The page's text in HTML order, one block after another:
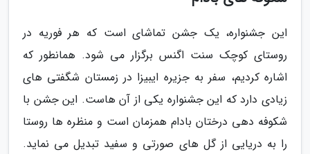
این جشنواره، یک جشن تماشای است که هر فوریه در
روستای کوچک سنت اگنس برگزار می شود. همانطور که
اشاره کردیم، سفر به جزیره ایبیزا در زمستان شگفتی های
زیادی دارد که این جشنواره یکی از آن هاست. این جشن با
شکوفه دهی درختان بادام همزمان است و منظره ها روستا
را به دریایی از گل های صورتی و سفید تبدیل می نماید.